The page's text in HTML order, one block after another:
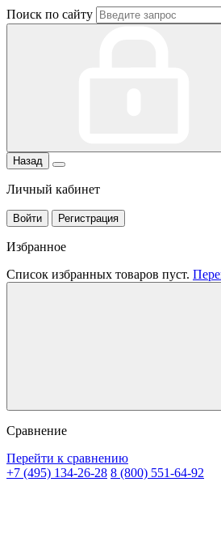
Поиск по сайту
Назад
Личный кабинет
Войти Регистрация
Избранное
Список избранных товаров пуст.
Сравнение
Перейти к сравнению
+7 (495) 134-26-28 8 (800) 551-64-92